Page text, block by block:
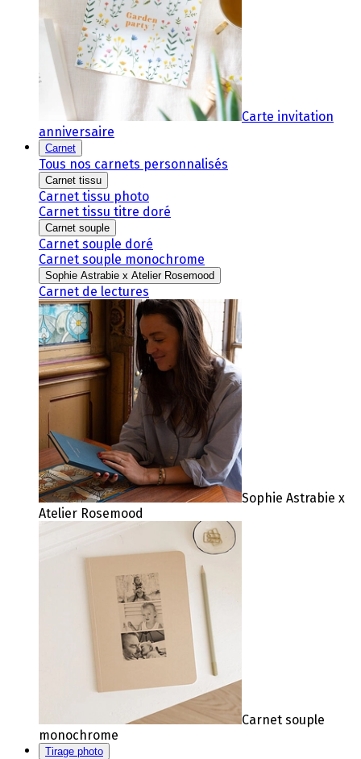
Carte invitation
anniversaire
Carnet
Tous nos carnets personnalisés
Carnet tissu
Carnet tissu photo
Carnet tissu titre doré
Carnet souple
Carnet souple doré
Carnet souple monochrome
Sophie Astrabie x Atelier Rosemood
Carnet de lectures
Sophie Astrabie x
Atelier Rosemood
Carnet souple
monochrome
Tirage photo